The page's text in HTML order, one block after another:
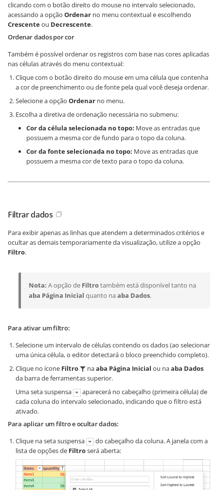
clicando com o botão direito do mouse no intervalo selecionado,
acessando a opção Ordenar no menu contextual e escolhendo
Crescenteou Decrescente.
Ordenar dados por cor
Também é possível ordenar os registros com base nas cores aplicadas
nas células através do menu contextual:
Clique com o botão direito do mouse em uma célula que contenha
a cor de preenchimento ou de fonte pela qual você deseja ordenar.
Selecione a opção Ordenar no menu.
Escolha a diretiva de ordenação necessária no submenu:
Cor da célula selecionada no topo: Move as entradas que
possuem a mesma cor de fundo para o topo da coluna.
Cor da fonte selecionada no topo: Move as entradas que
possuem a mesma cor de texto para o topo da coluna.
Filtrar dados
Para exibir apenas as linhas que atendem a determinados critérios e
ocultar as demais temporariamente da visualização, utilize a opção
Filtro.
Nota: A opção de Filtrotambém está disponível tanto na
aba Página Inicial quanto na aba Dados.
Para ativar um filtro:
Selecione um intervalo de células contendo os dados (ao selecionar
uma única célula, o editor detectará o bloco preenchido completo).
Clique no ícone Filtro naaba Página Inicial ou naaba Dados
da barra de ferramentas superior.
Uma seta suspensa
aparecerá no cabeçalho (primeira célula) de
cada coluna do intervalo selecionado, indicando que o filtro está
ativado.
Para aplicar um filtro e ocultar dados:
Clique na seta suspensa
do cabeçalho da coluna. A janela com a
lista de opções de Filtroserá aberta: